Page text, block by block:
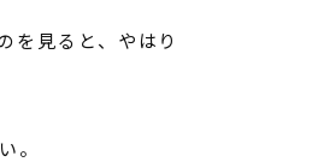
を見ると、やはり
。